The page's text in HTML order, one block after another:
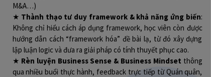
M&A…)
★ Thành thạo tư duy framework & khả năng ứng biến:
Không chỉ hiểu cách áp dụng framework, học viên còn được
hướng dẫn cách “framework hóa” đề bài lạ, từ đó xây dựng
lập luận logic và đưa ra giải pháp có tính thuyết phục cao.
★ Rèn luyện Business Sense & Business Mindset thông
qua nhiều buổi thực hành, feedback trực tiếp từ Quán quân,